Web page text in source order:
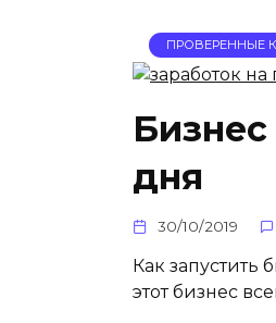
ПРОВЕРЕННЫЕ
дня
30/10/2019
Как запустить
этот бизнес